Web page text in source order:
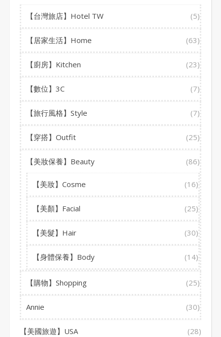
【台灣旅店】Hotel TW (5)
【居家生活】Home (63)
【廚房】Kitchen (23)
【數位】3C (7)
【旅行風格】Style (7)
【穿搭】Outfit (25)
【美妝保養】Beauty (86)
【美妝】Cosme (16)
【美顏】Facial (25)
【美髮】Hair (30)
【身體保養】Body (14)
【購物】Shopping (25)
Annie (30)
【美國旅遊】USA (28)